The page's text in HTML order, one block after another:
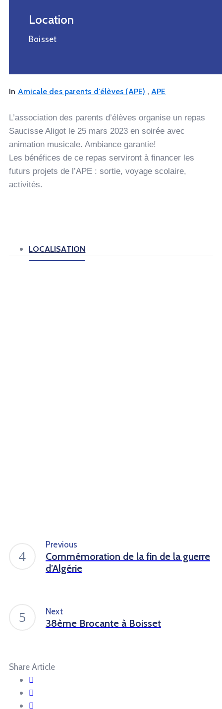
Location
Boisset
In Amicale des parents d'élèves (APE) ,APE
L’association des parents d’élèves organise un repas
Saucisse Aligot le 25 mars 2023 en soirée avec
animation musicale. Ambiance garantie!
Les bénéfices de ce repas serviront à financer les
futurs projets de l’APE : sortie, voyage scolaire,
activités.
LOCALISATION
Previous
Commémoration de la fin de la guerre
d’Algérie
Next
38ème Brocante à Boisset
Share Article